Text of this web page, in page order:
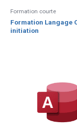
Formation courte
Formation Langage
initiation